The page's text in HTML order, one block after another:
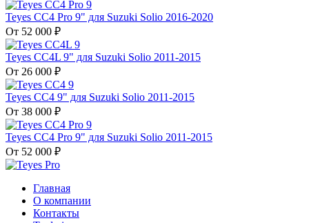
Teyes CC4 Pro 9" для Suzuki Solio 2016-2020
От 52 000 ₽
Teyes CC4L 9" для Suzuki Solio 2011-2015
От 26 000 ₽
Teyes CC4 9" для Suzuki Solio 2011-2015
От 38 000 ₽
Teyes CC4 Pro 9" для Suzuki Solio 2011-2015
От 52 000 ₽
Главная
О компании
Контакты